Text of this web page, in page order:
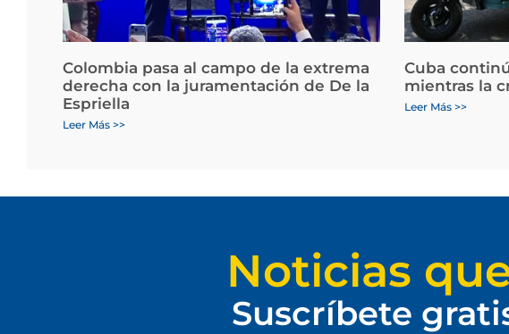
Colombia pasa al campo de la extrema
derecha con la juramentación de De la
Espriella
Leer Más >>
Cuba
mientras la
Leer Más >>
Noticias
Suscríbete